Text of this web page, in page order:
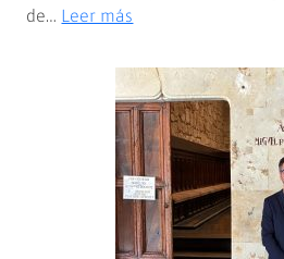
de… Leer más
de
Ingeniería
Comercial
ponen
sus
conocimientos
al
servicio